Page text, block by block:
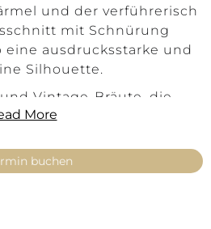
und der verführerisch
mit Schnürung
eine ausdrucksstarke und
Silhouette.
Vintage-Bräute, die
und zeitlose Romantik
More
buchen